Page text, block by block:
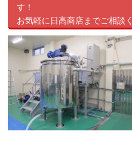
す！
お気軽に日高商店までご相談